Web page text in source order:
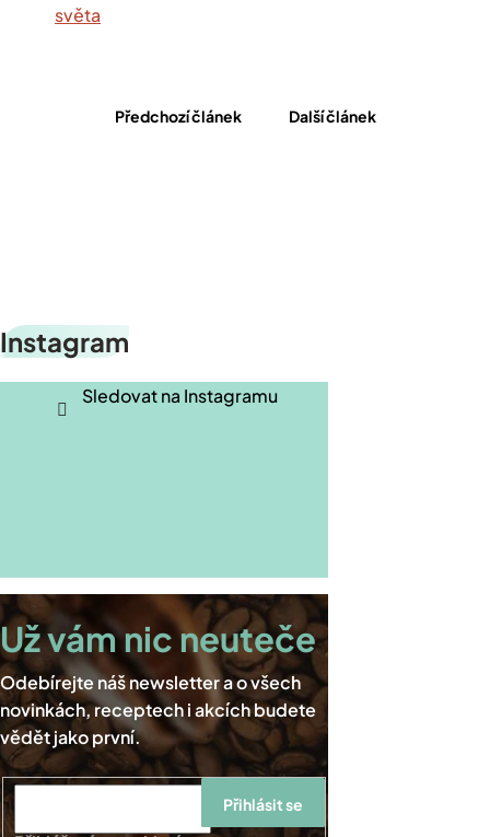
světa
Předchozí článek Další článek
á
p
Instagram
Sledovat na Instagramu
Přihlásit se